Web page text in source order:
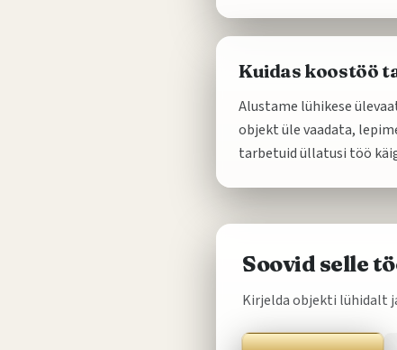
Kuidas koostöö
Alustame lühikese
objekt üle vaadata,
tarbetuid üllatusi töö
Soovid selle
Kirjelda objekti lühidalt